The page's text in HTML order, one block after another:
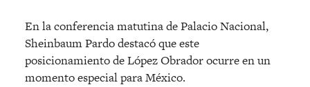
En la conferencia matutina de Palacio Nacional,
Sheinbaum Pardo destacó que este
posicionamiento de López Obrador ocurre en un
momento especial para México.